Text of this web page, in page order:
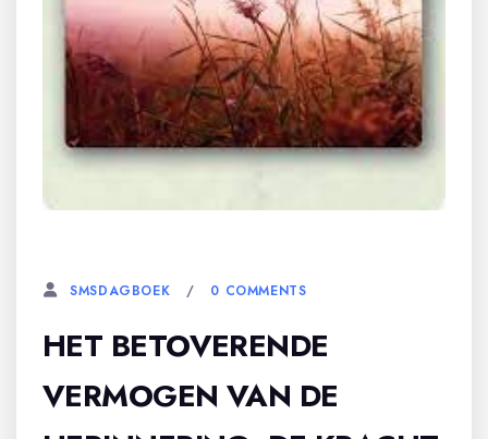
SMSDAGBOEK 0 COMMENTS
HET BETOVERENDE
VERMOGEN VAN DE